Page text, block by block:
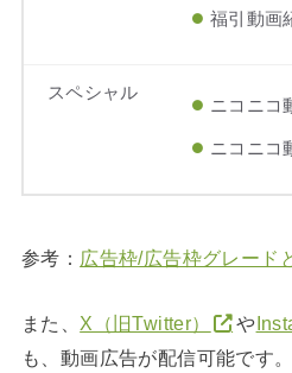
福引動画
スペシャル
ニコニコ
ニコニコ
参考： 広告枠/広告枠グレード
また、 X（旧Twitter） や
も、動画広告が配信可能です。